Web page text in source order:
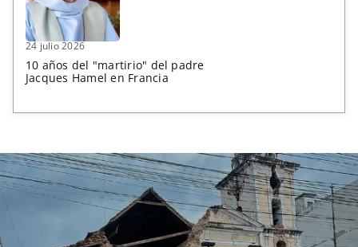
24 julio 2026
10 años del "martirio" del padre
Jacques Hamel en Francia